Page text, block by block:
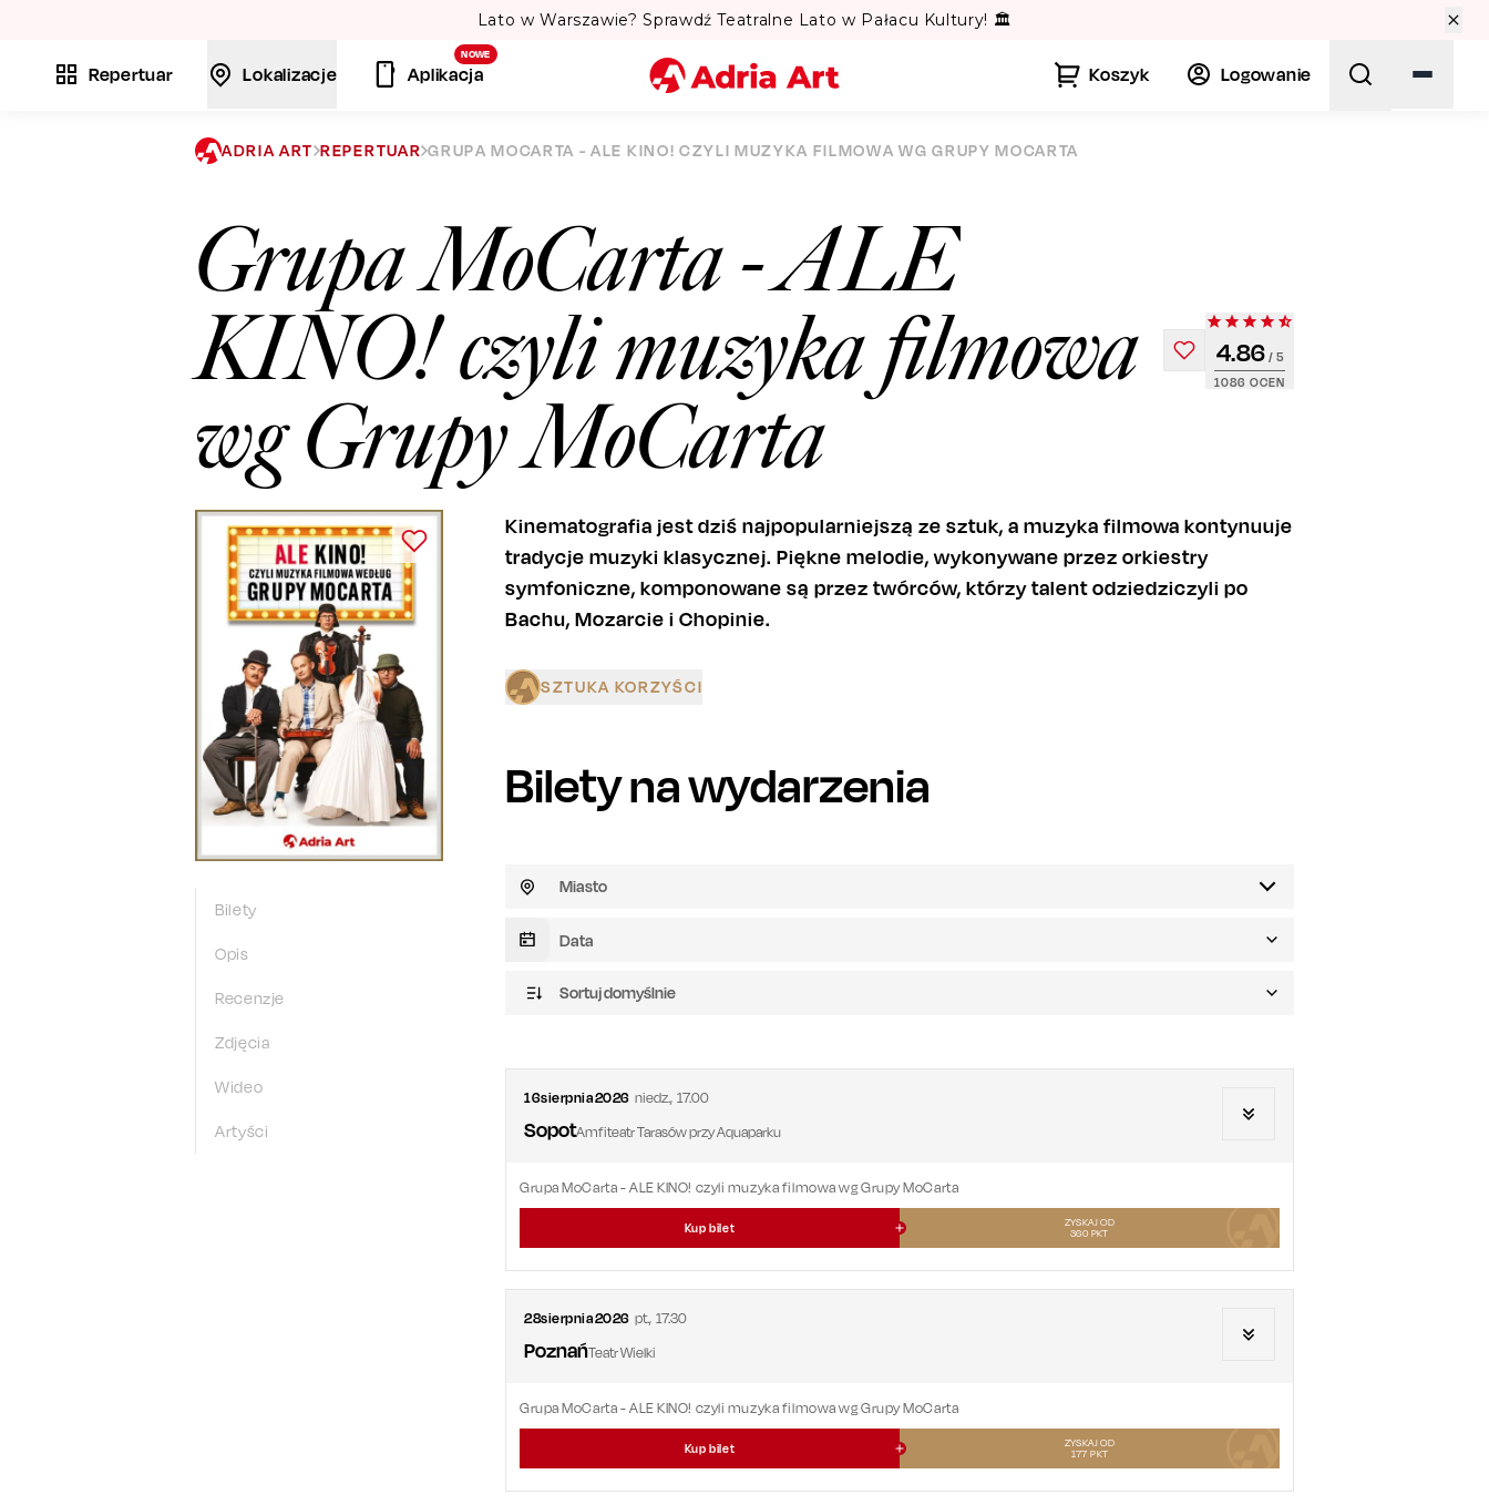
Lato w Warszawie? Sprawdź Teatralne Lato w Pałacu Kultury! 🏛️
Repertuar Lokalizacje
NOWE
Aplikacja Koszyk Logowanie
Miasto
Szukaj
ADRIA ART REPERTUAR GRUPA MOCARTA - ALE KINO! CZYLI MUZYKA FILMOWA WG GRUPY MOCARTA
Grupa MoCarta - ALE
KINO! czyli muzyka filmowa
wg Grupy MoCarta
4.86 / 5
1086 OCEN
Bilety
Opis
Recenzje
Zdjęcia
Wideo
Artyści
Kinematografia jest dziś najpopularniejszą ze sztuk, a muzyka filmowa kontynuuje
tradycje muzyki klasycznej. Piękne melodie, wykonywane przez orkiestry
symfoniczne, komponowane są przez twórców, którzy talent odziedziczyli po
Bachu, Mozarcie i Chopinie.
SZTUKA KORZYŚCI
Bilety na wydarzenia
Miasto
Sortuj domyślnie
16sierpnia2026 niedz., 17.00
SopotAmfiteatr Tarasów przy Aquaparku
Grupa MoCarta - ALE KINO! czyli muzyka filmowa wg Grupy MoCarta
Kup bilet
ZYSKAJ OD
360 PKT
28sierpnia2026 pt., 17.30
PoznańTeatr Wielki
Grupa MoCarta - ALE KINO! czyli muzyka filmowa wg Grupy MoCarta
Kup bilet
ZYSKAJ OD
177 PKT